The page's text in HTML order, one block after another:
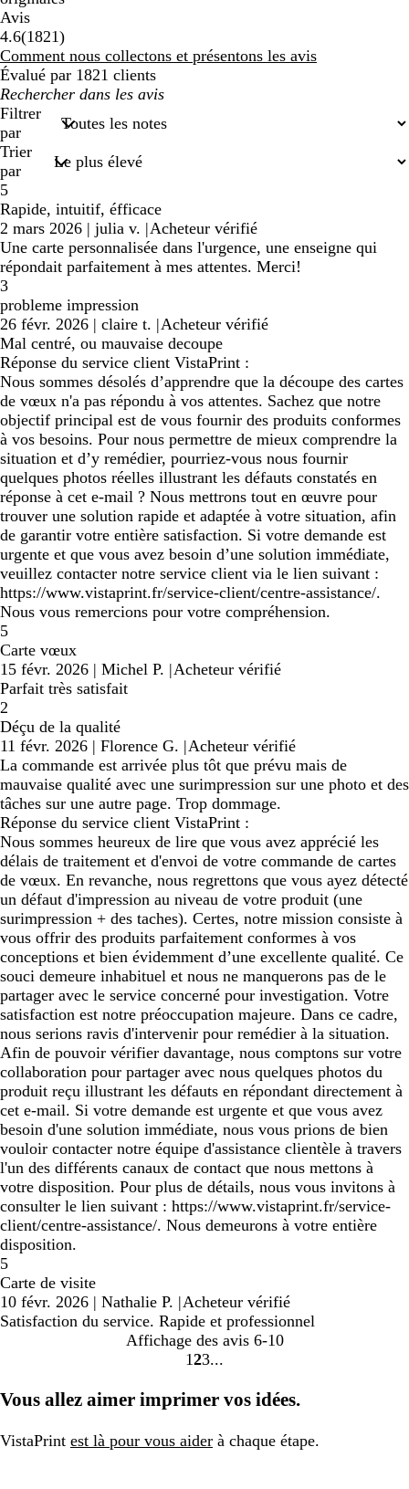
Avis
4.6(18211821
avis
)
Comment nous collectons et présentons les avis
Évalué par 1821 clients
Mes
recherches
saisies
Filtrer
par
Trier
par
5
Rapide, intuitif, éfficace
2 mars 2026 | julia v. |Acheteur vérifié
Une carte personnalisée dans l'urgence, une enseigne qui
répondait parfaitement à mes attentes. Merci!
3
probleme impression
26 févr. 2026 | claire t. |Acheteur vérifié
Mal centré, ou mauvaise decoupe
Réponse du service client VistaPrint :
Nous sommes désolés d’apprendre que la découpe des cartes
de vœux n'a pas répondu à vos attentes. Sachez que notre
objectif principal est de vous fournir des produits conformes
à vos besoins. Pour nous permettre de mieux comprendre la
situation et d’y remédier, pourriez-vous nous fournir
quelques photos réelles illustrant les défauts constatés en
réponse à cet e-mail ? Nous mettrons tout en œuvre pour
trouver une solution rapide et adaptée à votre situation, afin
de garantir votre entière satisfaction. Si votre demande est
urgente et que vous avez besoin d’une solution immédiate,
veuillez contacter notre service client via le lien suivant :
https://www.vistaprint.fr/service-client/centre-assistance/.
Nous vous remercions pour votre compréhension.
5
Carte vœux
15 févr. 2026 | Michel P. |Acheteur vérifié
Parfait très satisfait
2
Déçu de la qualité
11 févr. 2026 | Florence G. |Acheteur vérifié
La commande est arrivée plus tôt que prévu mais de
mauvaise qualité avec une surimpression sur une photo et des
tâches sur une autre page. Trop dommage.
Réponse du service client VistaPrint :
Nous sommes heureux de lire que vous avez apprécié les
délais de traitement et d'envoi de votre commande de cartes
de vœux. En revanche, nous regrettons que vous ayez détecté
un défaut d'impression au niveau de votre produit (une
surimpression + des taches). Certes, notre mission consiste à
vous offrir des produits parfaitement conformes à vos
conceptions et bien évidemment d’une excellente qualité. Ce
souci demeure inhabituel et nous ne manquerons pas de le
partager avec le service concerné pour investigation. Votre
satisfaction est notre préoccupation majeure. Dans ce cadre,
nous serions ravis d'intervenir pour remédier à la situation.
Afin de pouvoir vérifier davantage, nous comptons sur votre
collaboration pour partager avec nous quelques photos du
produit reçu illustrant les défauts en répondant directement à
cet e-mail. Si votre demande est urgente et que vous avez
besoin d'une solution immédiate, nous vous prions de bien
vouloir contacter notre équipe d'assistance clientèle à travers
l'un des différents canaux de contact que nous mettons à
votre disposition. Pour plus de détails, nous vous invitons à
consulter le lien suivant : https://www.vistaprint.fr/service-
client/centre-assistance/. Nous demeurons à votre entière
disposition.
5
Carte de visite
10 févr. 2026 | Nathalie P. |Acheteur vérifié
Satisfaction du service. Rapide et professionnel
Affichage des avis 6-10
Accéder
la
1 Accéder
la
2Accéder
la
3
Vous allez aimer imprimer vos idées.
VistaPrint est là pour vous aider à chaque étape.